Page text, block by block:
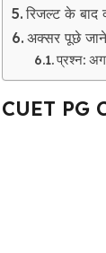
रिजल्ट के बाद
अक्सर पूछे
प्रश्न:
CUET PG